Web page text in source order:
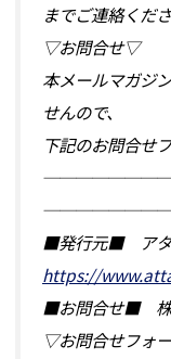
までご連絡くださ
▽お問合せ▽
本メールマガジ
せんので、
下記のお問合せ
■発行元■ アタ
https://
■お問合せ■ 株
▽お問合せフォ